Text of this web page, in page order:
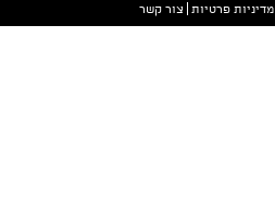
מדיניות פרטיות צור קשר